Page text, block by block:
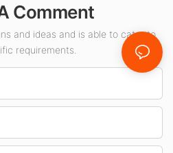
Comment
and ideas and is able to cater to
requirements.